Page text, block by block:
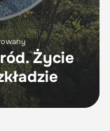
Życie